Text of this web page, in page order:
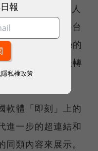
導中指出，年輕人
，但這兩個平台
很多收集meme的
種meme，然後轉
軟體「即刻」上的
進一步的超連結和
類內容來展示。
報
私權政策